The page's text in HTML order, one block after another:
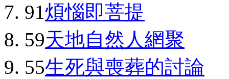
91煩惱即菩提
59天地自然人網聚
55生死與喪葬的討論